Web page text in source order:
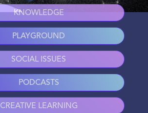
KNOWLEDGE
PLAYGROUND
SOCIAL ISSUES
PODCASTS
CREATIVE LEARNING